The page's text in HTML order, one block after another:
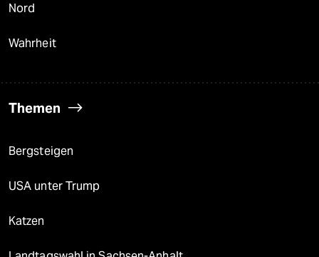
Nord
Wahrheit
Themen
Bergsteigen
USA unter Trump
Katzen